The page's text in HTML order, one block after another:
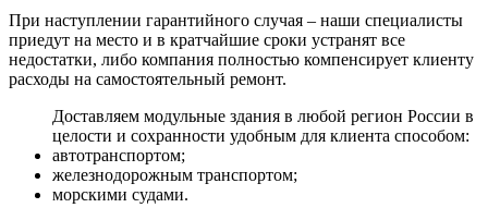
При наступлении гарантийного случая – наши специалисты
приедут на место и в кратчайшие сроки устранят все
недостатки, либо компания полностью компенсирует клиенту
расходы на самостоятельный ремонт.
Доставляем модульные здания в любой регион России в
целости и сохранности удобным для клиента способом:
автотранспортом;
железнодорожным транспортом;
морскими судами.